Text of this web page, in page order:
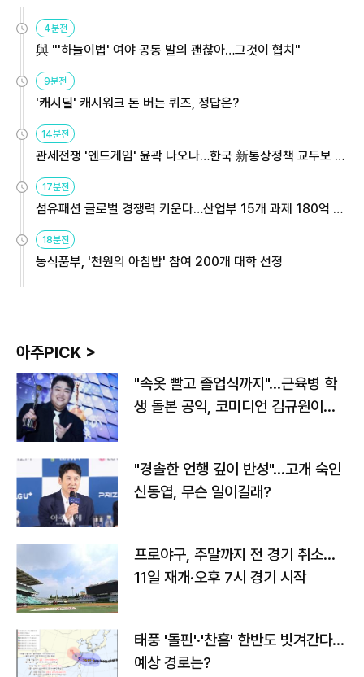
4분전
與 "'하늘이법' 여야 공동 발의 괜찮아…그것이 협치"
9분전
'캐시딜' 캐시워크 돈 버는 퀴즈, 정답은?
14분전
관세전쟁 '엔드게임' 윤곽 나오나…한국 新통상정책 교두보 활
용해야
17분전
섬유패션 글로벌 경쟁력 키운다…산업부 15개 과제 180억 지
원
18분전
농식품부, '천원의 아침밥' 참여 200개 대학 선정
아주PICK >
"속옷 빨고 졸업식까지"…근육병 학
생 돌본 공익, 코미디언 김규원이었
"경솔한 언행 깊이 반성"…고개 숙인
신동엽, 무슨 일이길래?
프로야구, 주말까지 전 경기 취소…
11일 재개·오후 7시 경기 시작
태풍 '돌핀'·'찬홈' 한반도 빗겨간다…
예상 경로는?